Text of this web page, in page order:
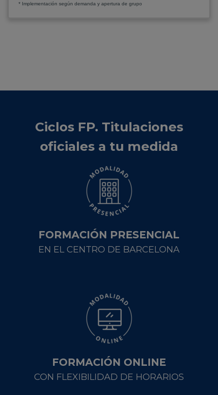
* Implementación según demanda y apertura de grupo
Ciclos FP. Titulaciones
oficiales a tu medida
FORMACIÓN PRESENCIAL
EN EL CENTRO DE BARCELONA
FORMACIÓN ONLINE
CON FLEXIBILIDAD DE HORARIOS